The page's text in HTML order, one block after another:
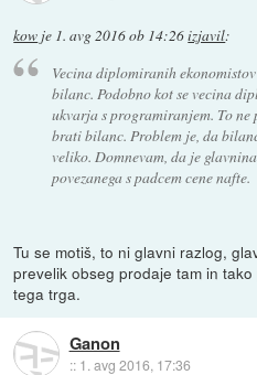
kow je 1. avg 2016 ob 14:26izjavil:
Vecina diplomiranih
bilanc. Podobno kot se vecina
ukvarja s programiranjem. To
brati bilanc. Problem je, da
veliko. Domnevam, da je
povezanega s padcem cene nafte.
Tu se motiš, to ni glavni razlog,
prevelik obseg prodaje tam in
tega trga.
Ganon
:: 1. avg 2016, 17:36